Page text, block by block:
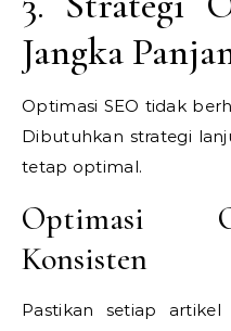
Jangka
Optimasi SEO tidak
Dibutuhkan strategi
tetap optimal.
Optimasi
Konsisten
Pastikan setiap